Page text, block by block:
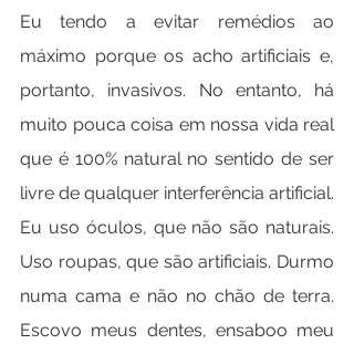
Eu tendo a evitar remédios ao
máximo porque os acho artificiais e,
portanto, invasivos. No entanto, há
muito pouca coisa em nossa vida real
que é 100% natural no sentido de ser
livre de qualquer interferência artificial.
Eu uso óculos, que não são naturais.
Uso roupas, que são artificiais. Durmo
numa cama e não no chão de terra.
Escovo meus dentes, ensaboo meu